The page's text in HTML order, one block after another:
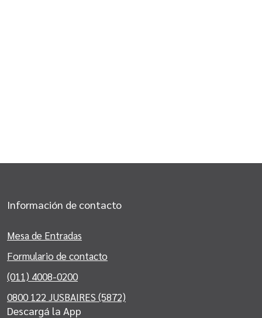
Información de contacto
Mesa de Entradas
Formulario de contacto
(011) 4008-0200
0800 122 JUSBAIRES (5872)
Descargá la App